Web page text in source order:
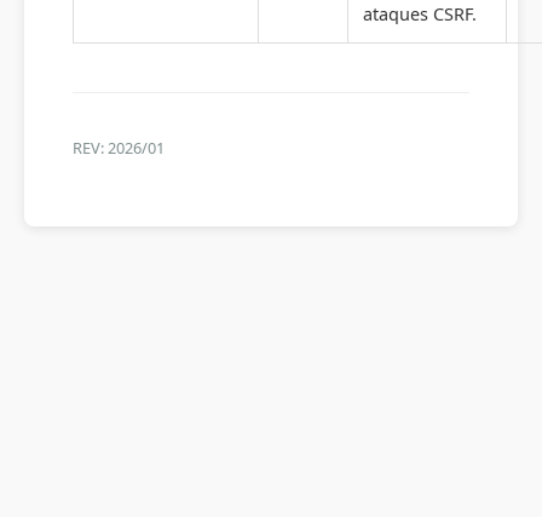
ataques CSRF.
REV: 2026/01